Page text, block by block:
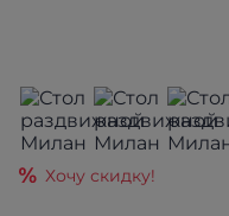
Хочу скидку!